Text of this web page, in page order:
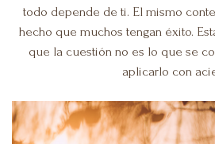
todo depende de ti. El mismo
hecho que muchos tengan éxito.
que la cuestión no es lo que se
aplicarlo con